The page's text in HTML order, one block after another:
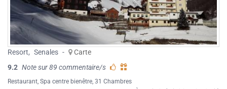
Resort, Senales -
Carte
9.2 Note sur 89 commentaire/s
Restaurant Spa centre bienêtre , 31 Chambres